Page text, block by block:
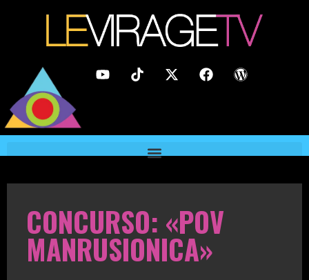
CONCURSO: «POV
MANRUSIONICA»